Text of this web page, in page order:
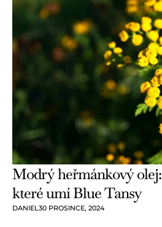
Modrý heřmánkový olej:
které umí Blue Tansy
DANIEL30 PROSINCE, 2024